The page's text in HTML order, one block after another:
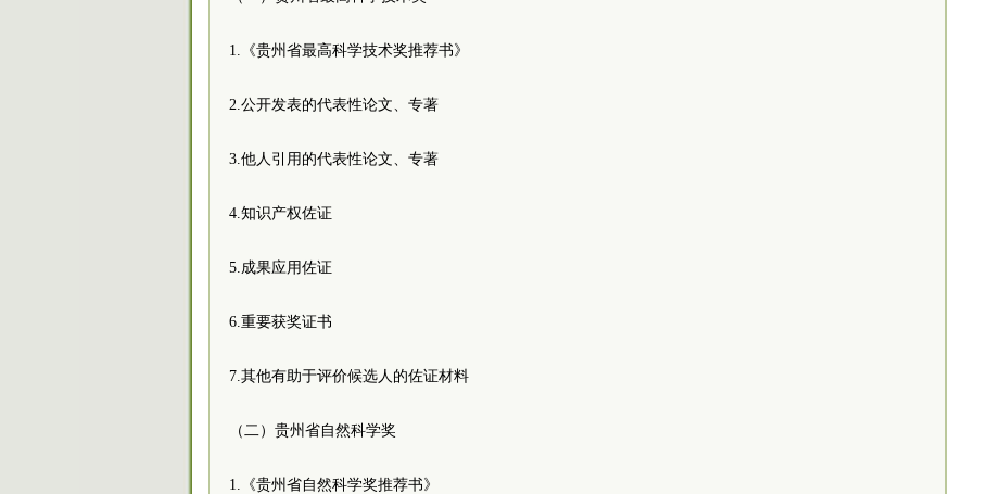
1.《贵州省最高科学技术奖推荐书》
2.公开发表的代表性论文、专著
3.他人引用的代表性论文、专著
4.知识产权佐证
5.成果应用佐证
6.重要获奖证书
7.其他有助于评价候选人的佐证材料
（二）贵州省自然科学奖
1.《贵州省自然科学奖推荐书》